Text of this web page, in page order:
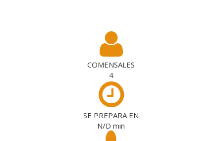
COMENSALES
4
SE PREPARA EN
N/D min